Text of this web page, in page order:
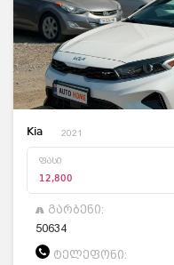
Kia 2021
ფასი
12,800
გარბენი:
50634
ტელეფონი: